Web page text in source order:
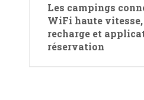
Les campings
WiFi haute vitesse,
recharge et
réservation